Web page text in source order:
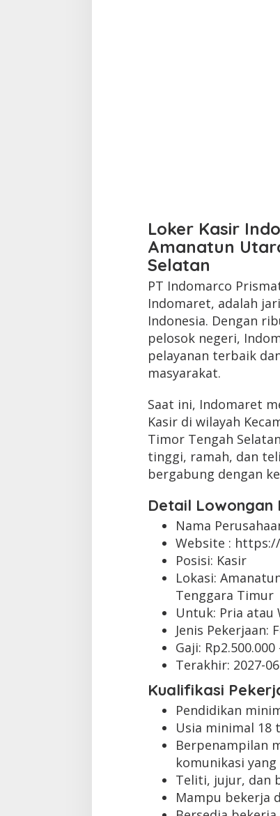
Loker Kasir
Amanatun
Selatan
PT Indomarco
Indomaret, adalah
Indonesia. Dengan
pelosok negeri,
pelayanan terbaik
masyarakat.
Saat ini, Indomaret
Kasir di wilayah
Timor Tengah
tinggi, ramah, dan
bergabung dengan
Detail Lowongan
Nama
Website :
Posisi: Kasir
Lokasi:
Tenggara Timur
Untuk: Pria atau
Jenis Pekerjaan:
Gaji: Rp2.500.000
Terakhir: 2027-
Kualifikasi
Pendidikan
Usia minimal 18
Berpenampilan
komunikasi yang
Teliti, jujur, dan
Mampu bekerja